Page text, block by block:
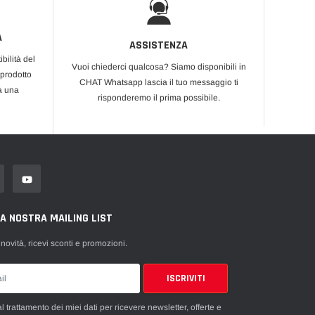
del
una
ASSISTENZA
Vuoi chiederci qualcosa? Siamo disponibili in
CHAT Whatsapp lascia il tuo messaggio ti
risponderemo il prima possibile.
NOSTRA MAILING LIST
ricevi sconti e promozioni.
trattamento dei miei dati per ricevere newsletter, offerte e